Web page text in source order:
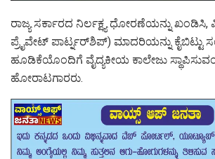
ರಾಜ್ಯ ಸರ್ಕಾರದ ನಿರ್ಲಕ್ಷ್ಯ ಧೋರಣೆಯನ್ನು
ಪ್ರೈವೇಟ್ ಪಾರ್ಟ್ನರ್‌ಶಿಪ್) ಮಾದರಿಯನ್ನು ಕೈಬಿಟ್ಟು
ಹೂಡಿಕೆಯೊಂದಿಗೆ ವೈದ್ಯಕೀಯ ಕಾಲೇಜು
ಹೋರಾಟಗಾರರು.